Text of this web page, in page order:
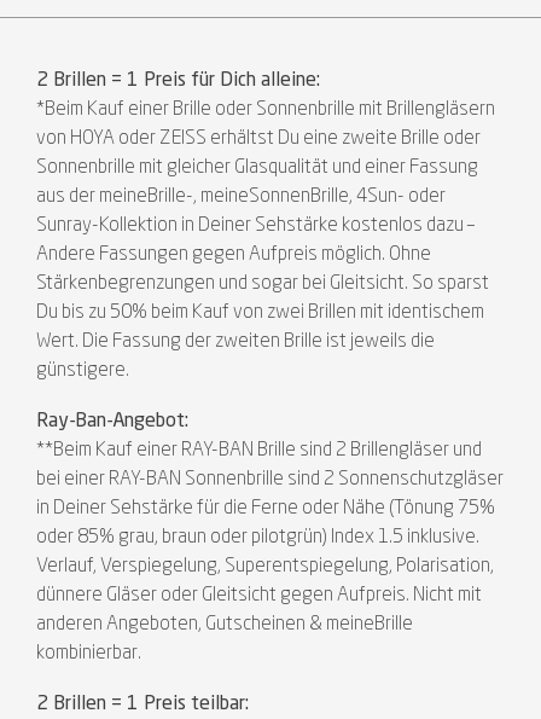
2 Brillen = 1 Preis für Dich alleine:
*Beim Kauf einer Brille oder Sonnenbrille mit Brillengläsern
von HOYA oder ZEISS erhältst Du eine zweite Brille oder
Sonnenbrille mit gleicher Glasqualität und einer Fassung
aus der meineBrille-, meineSonnenBrille, 4Sun- oder
Sunray-Kollektion in Deiner Sehstärke kostenlos dazu –
Andere Fassungen gegen Aufpreis möglich. Ohne
Stärkenbegrenzungen und sogar bei Gleitsicht. So sparst
Du bis zu 50% beim Kauf von zwei Brillen mit identischem
Wert. Die Fassung der zweiten Brille ist jeweils die
günstigere.
Ray-Ban-Angebot:
**Beim Kauf einer RAY-BAN Brille sind 2 Brillengläser und
bei einer RAY-BAN Sonnenbrille sind 2 Sonnenschutzgläser
in Deiner Sehstärke für die Ferne oder Nähe (Tönung 75%
oder 85% grau, braun oder pilotgrün) Index 1.5 inklusive.
Verlauf, Verspiegelung, Superentspiegelung, Polarisation,
dünnere Gläser oder Gleitsicht gegen Aufpreis. Nicht mit
anderen Angeboten, Gutscheinen & meineBrille
kombinierbar.
2 Brillen = 1 Preis teilbar: